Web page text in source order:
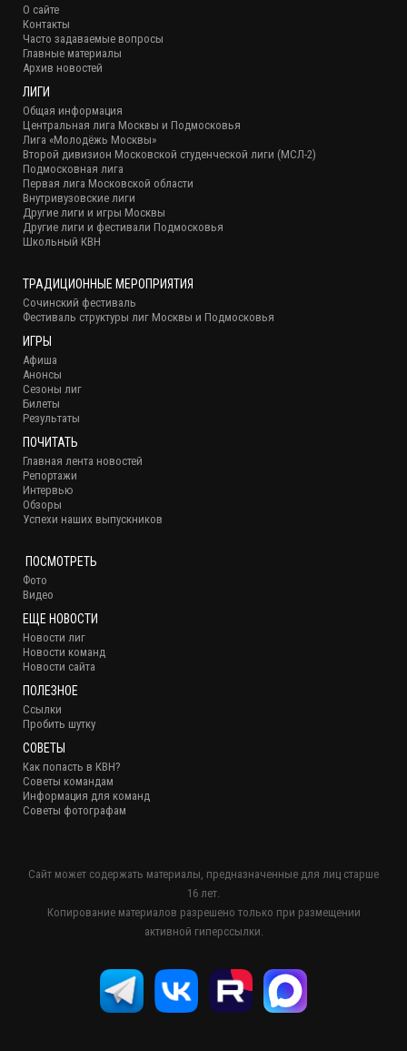
О сайте
Контакты
Часто задаваемые вопросы
Главные материалы
Архив новостей
ЛИГИ
Общая информация
Центральная лига Москвы и Подмосковья
Лига «Молодёжь Москвы»
Второй дивизион Московской студенческой лиги (МСЛ-2)
Подмосковная лига
Первая лига Московской области
Внутривузовские лиги
Другие лиги и игры Москвы
Другие лиги и фестивали Подмосковья
Школьный КВН
ТРАДИЦИОННЫЕ МЕРОПРИЯТИЯ
Сочинский фестиваль
Фестиваль структуры лиг Москвы и Подмосковья
ИГРЫ
Афиша
Анонсы
Сезоны лиг
Билеты
Результаты
ПОЧИТАТЬ
Главная лента новостей
Репортажи
Интервью
Обзоры
Успехи наших выпускников
ПОСМОТРЕТЬ
Фото
Видео
ЕЩЕ НОВОСТИ
Новости лиг
Новости команд
Новости сайта
ПОЛЕЗНОЕ
Ссылки
Пробить шутку
СОВЕТЫ
Как попасть в КВН?
Советы командам
Информация для команд
Советы фотографам
Сайт может содержать материалы, предназначенные для лиц старше
16 лет.
Копирование материалов разрешено только при размещении
активной гиперссылки.